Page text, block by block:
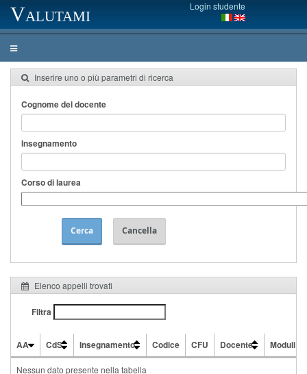
Valutami Login studente
Inserire uno o più parametri di ricerca
Cognome del docente
Insegnamento
Corso di laurea
Cerca Cancella
Elenco appelli trovati
Filtra
AA CdS Insegnamento Codice CFU Docente
Moduli
Nessun dato presente nella tabella